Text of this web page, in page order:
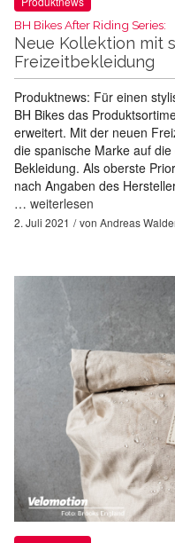
BH Bikes After Riding Series:
Neue Kollektion mit
Freizeitbekleidung
Produktnews: Für einen
BH Bikes das
erweitert. Mit der neuen
die spanische Marke auf
Bekleidung. Als oberste
nach Angaben des
… weiterlesen
2. Juli 2021 von Andreas